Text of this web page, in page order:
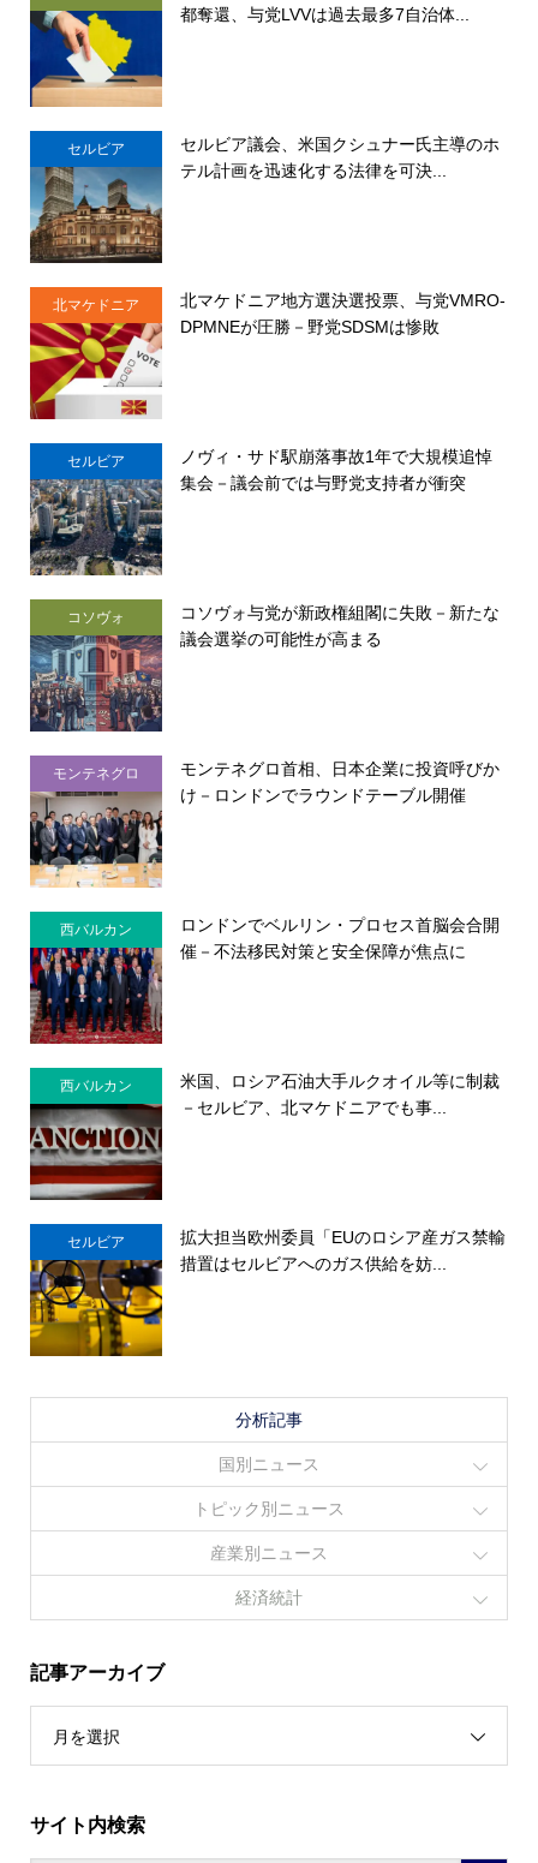
都奪還、与党LVVは過去最多7自治体...
セルビア
セルビア議会、米国クシュナー氏主導のホ
テル計画を迅速化する法律を可決...
北マケドニア
北マケドニア地方選決選投票、与党VMRO-
DPMNEが圧勝－野党SDSMは惨敗
セルビア
ノヴィ・サド駅崩落事故1年で大規模追悼
集会－議会前では与野党支持者が衝突
コソヴォ
コソヴォ与党が新政権組閣に失敗－新たな
議会選挙の可能性が高まる
モンテネグロ
モンテネグロ首相、日本企業に投資呼びか
け－ロンドンでラウンドテーブル開催
西バルカン
ロンドンでベルリン・プロセス首脳会合開
催－不法移民対策と安全保障が焦点に
西バルカン
米国、ロシア石油大手ルクオイル等に制裁
－セルビア、北マケドニアでも事...
セルビア
拡大担当欧州委員「EUのロシア産ガス禁輸
措置はセルビアへのガス供給を妨...
分析記事
国別ニュース
トピック別ニュース
産業別ニュース
経済統計
記事アーカイブ
月を選択
サイト内検索